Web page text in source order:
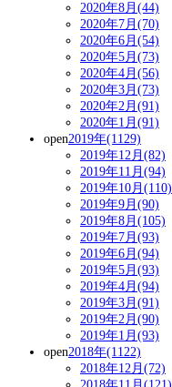
2020年8月(44)
2020年7月(70)
2020年6月(54)
2020年5月(73)
2020年4月(56)
2020年3月(73)
2020年2月(91)
2020年1月(91)
open2019年(1129)
2019年12月(82)
2019年11月(94)
2019年10月(110)
2019年9月(90)
2019年8月(105)
2019年7月(93)
2019年6月(94)
2019年5月(93)
2019年4月(94)
2019年3月(91)
2019年2月(90)
2019年1月(93)
open2018年(1122)
2018年12月(72)